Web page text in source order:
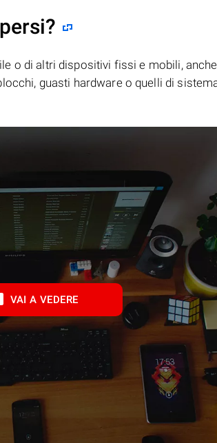
o di altri dispositivi fissi e mobili,
guasti hardware o quelli di
VAI A VEDERE